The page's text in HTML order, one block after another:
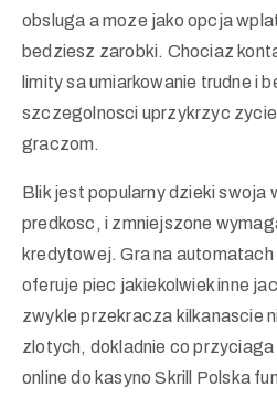
obsluga a moze jako opcja
bedziesz zarobki. Chociaz
limity sa umiarkowanie trudne i
szczegolnosci uprzykrzyc
graczom.
Blik jest popularny dzieki swoja
predkosc, i zmniejszone
kredytowej. Gra na
oferuje piec jakiekolwiek inne
zwykle przekracza kilkanascie
zlotych, dokladnie co
online do kasyno Skrill Polska